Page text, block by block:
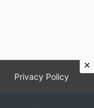
Privacy Policy